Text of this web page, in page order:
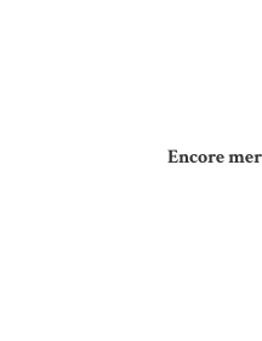
Encore